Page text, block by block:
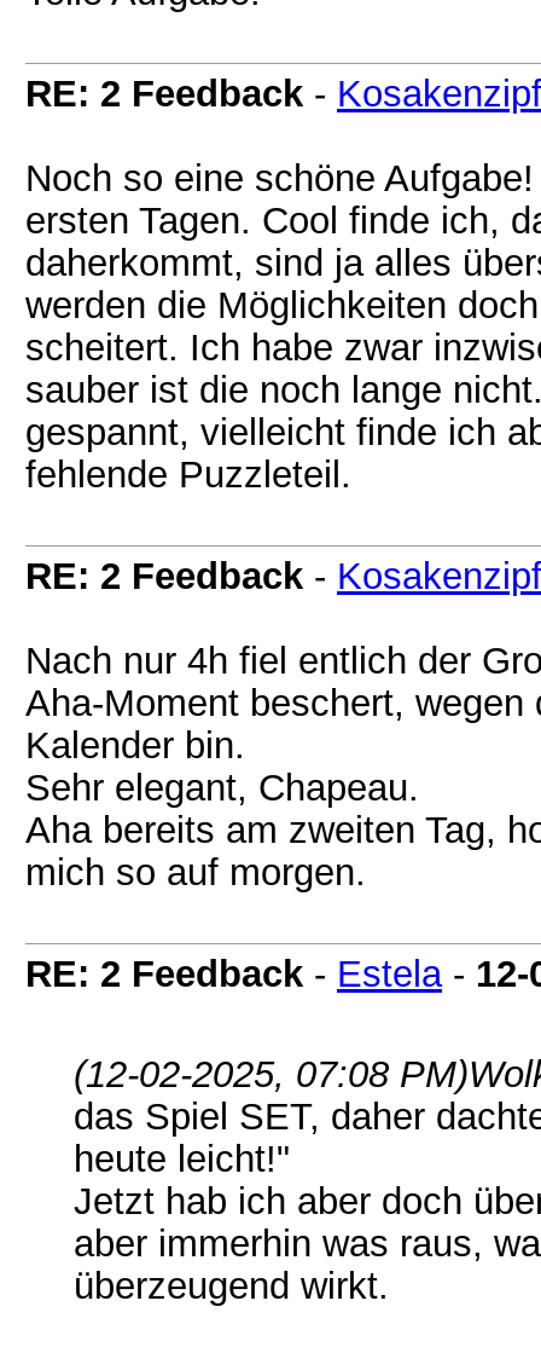
RE: 2 Feedback -
Noch so eine schöne
ersten Tagen. Cool finde ich,
daherkommt, sind ja alles
werden die Möglichkeiten
scheitert. Ich habe zwar
sauber ist die noch lange
gespannt, vielleicht finde ich
fehlende Puzzleteil.
RE: 2 Feedback -
Nach nur 4h fiel entlich der
Aha-Moment beschert,
Kalender bin.
Sehr elegant, Chapeau.
Aha bereits am zweiten Tag,
mich so auf morgen.
RE: 2 Feedback - Estela - 12-
(12-02-2025, 07:08 PM)
das Spiel SET, daher
heute leicht!"
Jetzt hab ich aber doch
aber immerhin was raus,
überzeugend wirkt.